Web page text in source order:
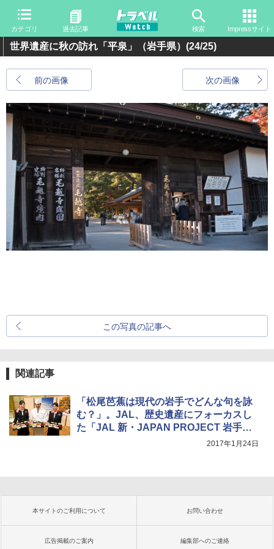
カテゴリ 過去記事 検索 Impressサイト
世界遺産に秋の訪れ「平泉」（岩手県） (24/25)
前の画像 次の画像
この写真の記事へ
関連記事
「松尾芭蕉は現代の岩手でどんな句を詠
む？」。JAL、歴史遺産にフォーカスし
た「JAL 新・JAPAN PROJECT 岩手」
2017年1月24日
本サイトのご利用について お問い合わせ
広告掲載のご案内 編集部へのご連絡